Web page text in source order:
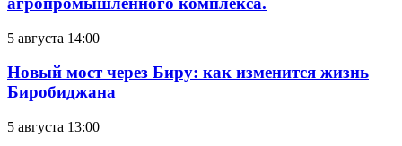
5 августа 14:00
Новый мост через Биру: как изменится жизнь
Биробиджана
5 августа 13:00